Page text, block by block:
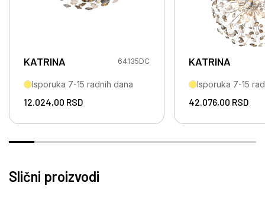
KATRINA 64135DC
Isporuka 7-15 radnih dana
12.024,00 RSD
KATRINA
Isporuka 7-15
42.076,00 RSD
Slični proizvodi